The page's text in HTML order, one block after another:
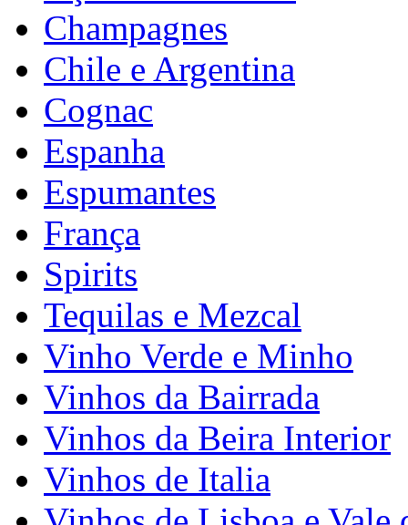
Champagnes
Chile e Argentina
Cognac
Espanha
Espumantes
França
Spirits
Tequilas e Mezcal
Vinho Verde e Minho
Vinhos da Bairrada
Vinhos da Beira Interior
Vinhos de Italia